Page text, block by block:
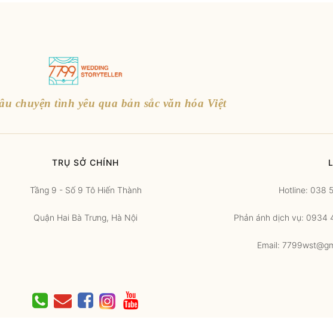
chuyện tình yêu qua bản sắc văn hóa Việt
TRỤ SỞ CHÍNH
Tầng 9 - Số 9 Tô Hiến Thành
Quận Hai Bà Trưng, Hà Nội
Hotline: 038
Phản ánh dịch vụ: 0934
Email: